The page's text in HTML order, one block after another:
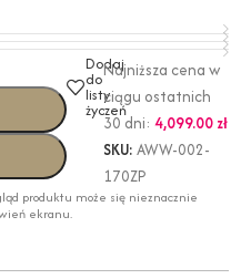
Dodaj
do
listy
życzeń
Najniższa cena w
ciągu ostatnich
30 dni:4,099.00 zł
SKU:AWW-002-
170ZP
produktu może się nieznacznie
ekranu.